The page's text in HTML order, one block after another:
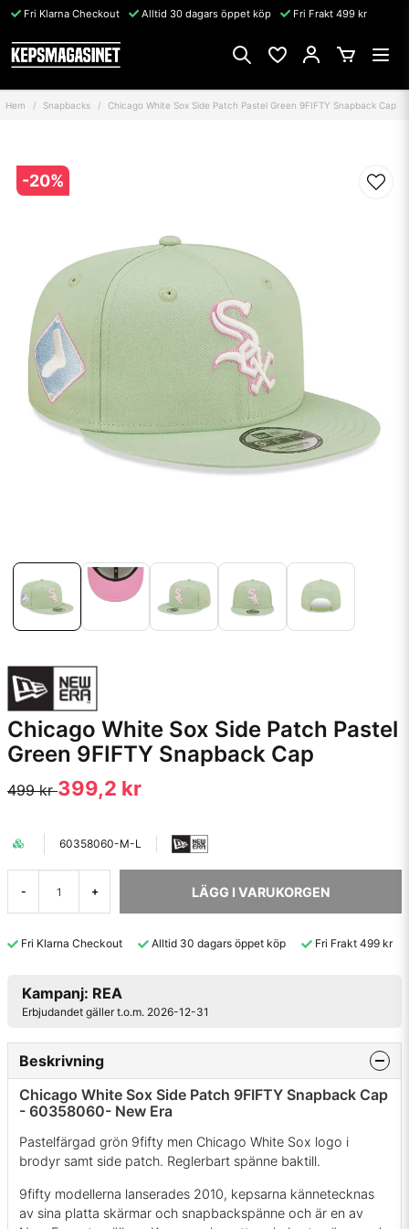
Fri Klarna Checkout Alltid 30 dagars öppet köp Fri Frakt 499 kr
Hem Snapbacks Chicago White Sox Side Patch Pastel Green 9FIFTY Snapback Cap
-20%
Chicago White Sox Side Patch Pastel
Green 9FIFTY Snapback Cap
499 kr399,2 kr
60358060-M-L
- + LÄGG I VARUKORGEN
Fri Klarna Checkout Alltid 30 dagars öppet köp Fri Frakt 499 kr
Kampanj: REA
Erbjudandet gäller t.o.m. 2026-12-31
Beskrivning
Chicago White Sox Side Patch 9FIFTY Snapback Cap
- 60358060- New Era
Pastelfärgad grön 9fifty men Chicago White Sox logo i
brodyr samt side patch. Reglerbart spänne baktill.
9fifty modellerna lanserades 2010, kepsarna kännetecknas
av sina platta skärmar och snapbackspänne och är en av